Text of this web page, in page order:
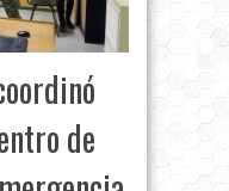
de